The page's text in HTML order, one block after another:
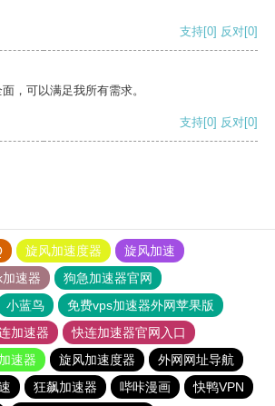
支持[0] 反对[0]
，可以满足我所有需求。
支持[0] 反对[0]
旋风加速度器
旋风加速
速器
狗急加速器官网
小蓝鸟
免费vps加速器外网苹果版
加速器
快连加速器官网入口
速器 旋风加速度器
外网网址导航
狂飙加速器 哔咔漫画
快鸭VPN